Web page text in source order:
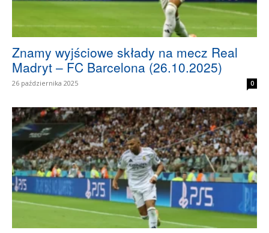
Znamy wyjściowe składy na mecz Real
Madryt – FC Barcelona (26.10.2025)
26 października 2025 0